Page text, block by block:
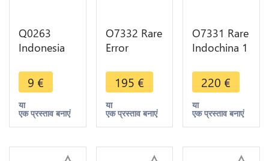
Q0263
Indonesia
East Indies
Duit 1746
VOC ->
Make offer
9 €
या
एक प्रस्ताव बनाएं
O7332 Rare
Error
Indochina 1
Centime
1943 PCGS
MS63
195 €
या
एक प्रस्ताव बनाएं
O7331 Rare
Indochina 1
1943
Rotation
Error PCGS
MS64
220 €
या
एक प्रस्ताव बनाएं